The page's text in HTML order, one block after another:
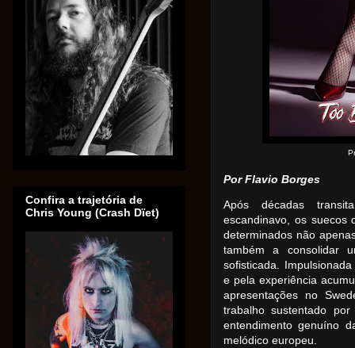
Por Flavio Borges
Após décadas
escandinavo, os suecos
determinados não
também a consolidar
sofisticada.
e pela experiência
apresentações no
trabalho sustentado
entendimento genuíno
melódico europeu.
Confira a trajetória de
Chris Young (Crash Dïet)